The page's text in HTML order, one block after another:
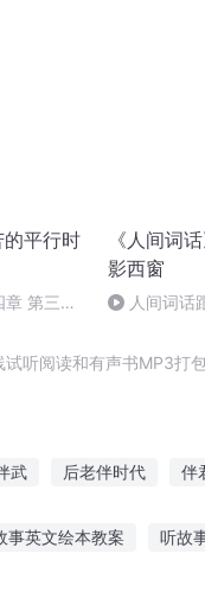
平行时
第三重
《人间词
影西窗
人间词话
听阅读和有声书MP3打包
武 后老伴时代 伴
事英文绘本教案 听故